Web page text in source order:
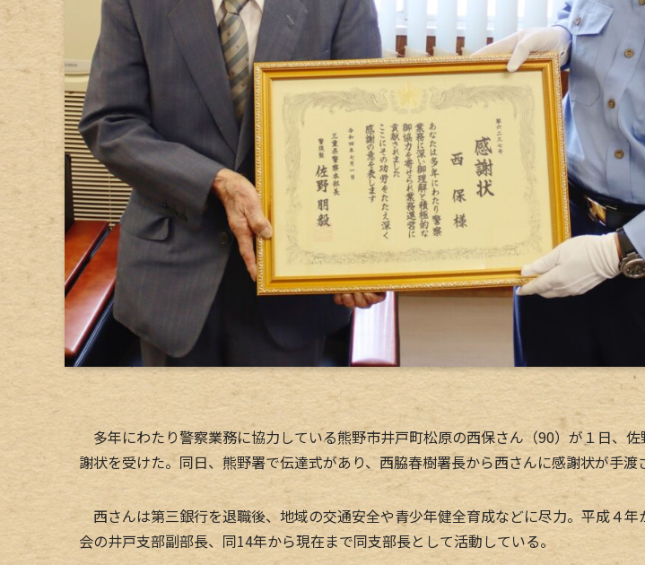
多年にわたり警察業務に協力している熊野市井戸町松原の西保さん（90）が１日、
謝状を受けた。同日、熊野署で伝達式があり、西脇春樹署長から西さんに感謝状が手渡
西さんは第三銀行を退職後、地域の交通安全や青少年健全育成などに尽力。平成４年
会の井戸支部副部長、同14年から現在まで同支部長として活動している。